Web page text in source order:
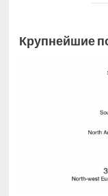
Крупнейшие